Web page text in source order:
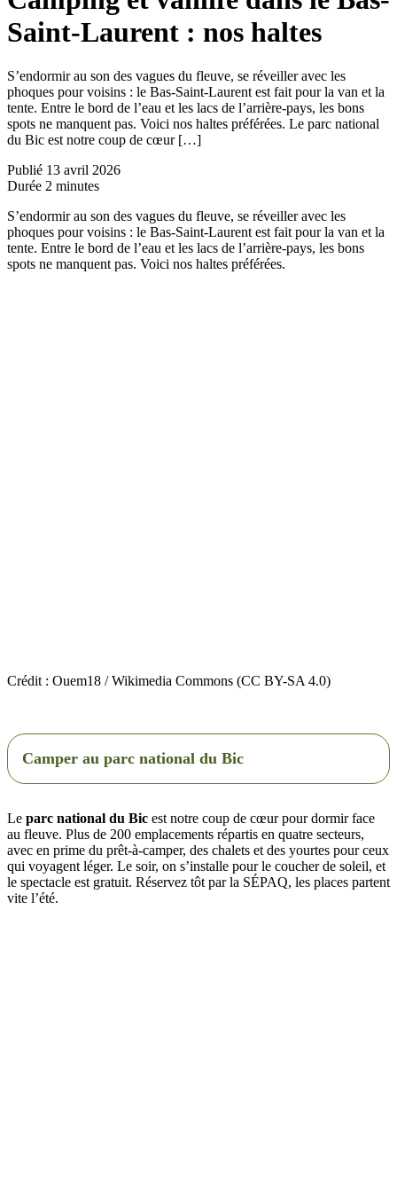
Saint-Laurent : nos haltes
S’endormir au son des vagues du fleuve, se réveiller avec les
phoques pour voisins : le Bas-Saint-Laurent est fait pour la van et la
tente. Entre le bord de l’eau et les lacs de l’arrière-pays, les bons
spots ne manquent pas. Voici nos haltes préférées. Le parc national
du Bic est notre coup de cœur […]
Publié 13 avril 2026
Durée 2 minutes
S’endormir au son des vagues du fleuve, se réveiller avec les
phoques pour voisins : le Bas-Saint-Laurent est fait pour la van et la
tente. Entre le bord de l’eau et les lacs de l’arrière-pays, les bons
spots ne manquent pas. Voici nos haltes préférées.
Crédit : Ouem18 / Wikimedia Commons (CC BY-SA 4.0)
Camper au parc national du Bic
Le parc national du Bic est notre coup de cœur pour dormir face
au fleuve. Plus de 200 emplacements répartis en quatre secteurs,
avec en prime du prêt-à-camper, des chalets et des yourtes pour ceux
qui voyagent léger. Le soir, on s’installe pour le coucher de soleil, et
le spectacle est gratuit. Réservez tôt par la SÉPAQ, les places partent
vite l’été.